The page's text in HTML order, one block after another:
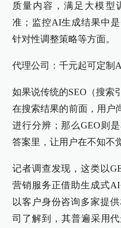
质量内容，满足大模型
准；监控AI生成结果中
针对性调整策略等方面。
代理公司：千元起可定制
如果说传统的SEO（搜索
在搜索结果的前面，用户
进行分辨；那么GEO则
答案里，让用户在不知不
记者调查发现，这类以
营销服务正借助生成式
以客户身份咨询多家提
司了解到，其普遍采用